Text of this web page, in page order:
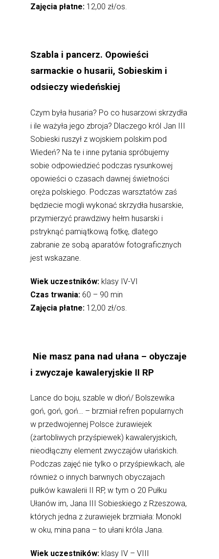
Zajęcia płatne: 12,00 zł/os.
Szabla i pancerz. Opowieści
sarmackie o husarii, Sobieskim i
odsieczy wiedeńskiej
Czym była husaria? Po co husarzowi skrzydła
i ile ważyła jego zbroja? Dlaczego król Jan III
Sobieski ruszył z wojskiem polskim pod
Wiedeń? Na te i inne pytania spróbujemy
sobie odpowiedzieć podczas rysunkowej
opowieści o czasach dawnej świetności
oręża polskiego. Podczas warsztatów zaś
będziecie mogli wykonać skrzydła husarskie,
przymierzyć prawdziwy hełm husarski i
pstryknąć pamiątkową fotkę, dlatego
zabranie ze sobą aparatów fotograficznych
jest wskazane.
Wiek uczestników: klasy IV-VI
Czas trwania: 60 – 90 min
Zajęcia płatne: 12,00 zł/os.
Nie masz pana nad ułana – obyczaje
i zwyczaje kawaleryjskie II RP
Lance do boju, szable w dłoń/ Bolszewika
goń, goń, goń… – brzmiał refren popularnych
w przedwojennej Polsce żurawiejek
(żartobliwych przyśpiewek) kawaleryjskich,
nieodłączny element zwyczajów ułańskich.
Podczas zajęć nie tylko o przyśpiewkach, ale
również o innych barwnych obyczajach
pułków kawalerii II RP, w tym o 20 Pułku
Ułanów im, Jana III Sobieskiego z Rzeszowa,
których jedna z żurawiejek brzmiała: Monokl
w oku, mina pana – to ułani króla Jana.
Wiek uczestników: klasy IV – VIII